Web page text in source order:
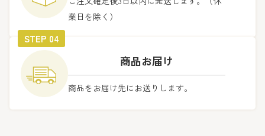
Facebook Instagram
業日を除く）
STEP 04
商品お届け
商品をお届け先にお送りします。